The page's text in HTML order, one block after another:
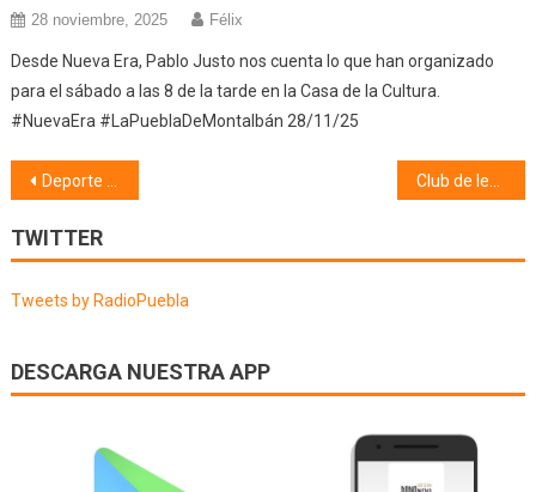
28 noviembre, 2025 Félix
Desde Nueva Era, Pablo Justo nos cuenta lo que han organizado
para el sábado a las 8 de la tarde en la Casa de la Cultura.
#NuevaEra #LaPueblaDeMontalbán 28/11/25
Navegación
de
entradas
Deporte (18/04/22)
TWITTER
Tweets by RadioPuebla
DESCARGA NUESTRA APP